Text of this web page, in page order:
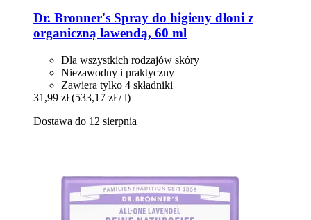
Dr. Bronner's Spray do higieny dłoni z
organiczną lawendą, 60 ml
Dla wszystkich rodzajów skóry
Niezawodny i praktyczny
Zawiera tylko 4 składniki
31,99 zł (533,17 zł / l)
Dostawa do 12 sierpnia